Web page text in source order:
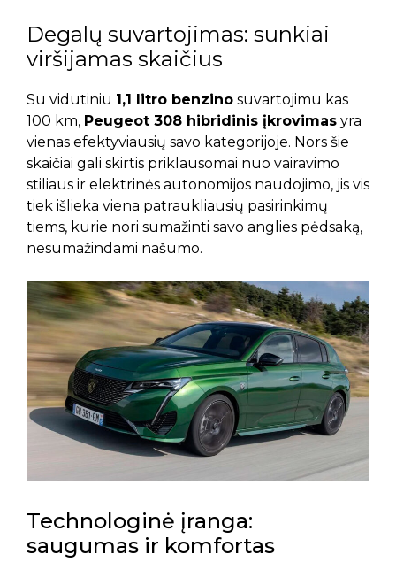
Degalų suvartojimas: sunkiai
viršijamas skaičius
Su vidutiniu 1,1 litro benzino suvartojimu kas
100 km, Peugeot 308 hibridinis įkrovimas yra
vienas efektyviausių savo kategorijoje. Nors šie
skaičiai gali skirtis priklausomai nuo vairavimo
stiliaus ir elektrinės autonomijos naudojimo, jis vis
tiek išlieka viena patraukliausių pasirinkimų
tiems, kurie nori sumažinti savo anglies pėdsaką,
nesumažindami našumo.
Technologinė įranga:
saugumas ir komfortas